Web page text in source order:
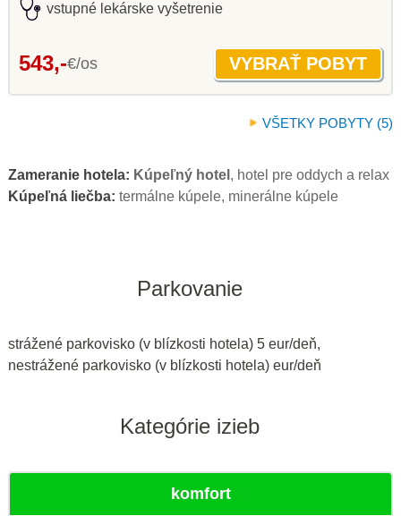
vstupné lekárske vyšetrenie
543,-€/os
VŠETKY POBYTY (5)
Zameranie hotela: Kúpeľný hotel , hotel pre oddych a relax
Kúpeľná liečba: termálne kúpele, minerálne kúpele
Parkovanie
strážené parkovisko (v blízkosti hotela) 5 eur/deň,
nestrážené parkovisko (v blízkosti hotela) eur/deň
Kategórie izieb
komfort